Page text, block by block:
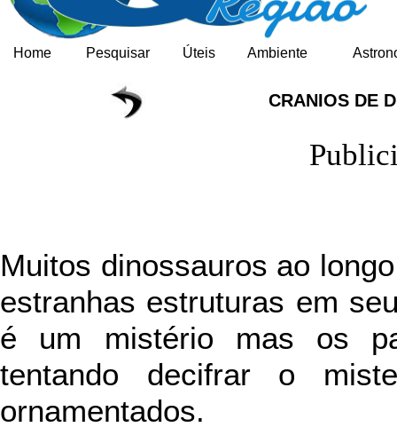
Home Pesquisar Úteis Ambiente
CRANIOS DE
Muitos dinossauros ao
estranhas estruturas em
é um mistério mas os
tentando decifrar o
ornamentados.